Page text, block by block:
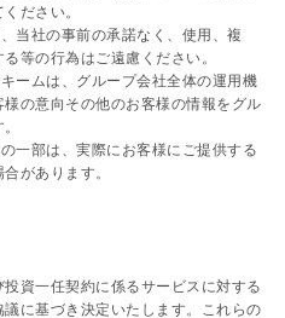
ださい。
当社の事前の承諾なく、使用、複
等の行為はご遠慮ください。
ームは、グループ会社全体の運用機
の意向その他のお客様の情報をグル
一部は、実際にお客様にご提供する
があります。
資一任契約に係るサービスに対する
に基づき決定いたします。これらの